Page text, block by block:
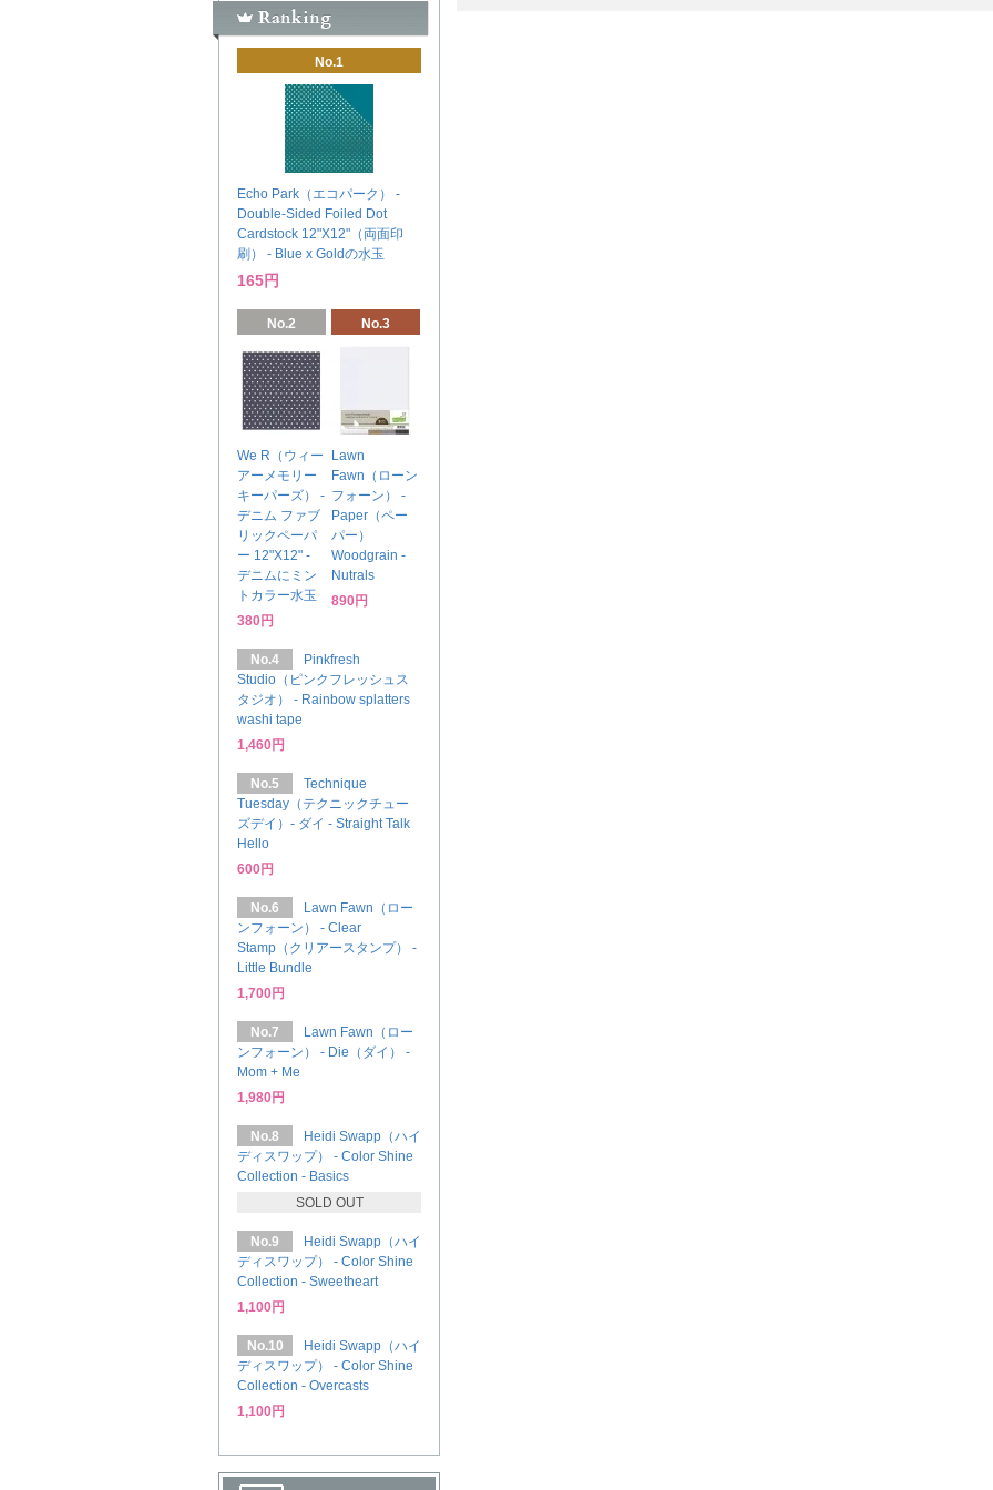
No.1
Echo Park（エコパーク） -
Double-Sided Foiled Dot
Cardstock 12"X12"（両面印
刷） - Blue x Goldの水玉
165円
No.2
We R（ウィー
アーメモリー
キーパーズ） -
デニム ファブ
リックペーパ
ー 12"X12" -
デニムにミン
トカラー水玉
380円
No.3
Lawn
Fawn（ローン
フォーン） -
Paper（ペー
パー）
Woodgrain -
Nutrals
890円
No.4
Pinkfresh
Studio（ピンクフレッシュス
タジオ） - Rainbow splatters
washi tape
1,460円
No.5
Technique
Tuesday（テクニックチュー
ズデイ）- ダイ - Straight Talk
Hello
600円
No.6
Lawn Fawn（ロー
ンフォーン） - Clear
Stamp（クリアースタンプ） -
Little Bundle
1,700円
No.7
Lawn Fawn（ロー
ンフォーン） - Die（ダイ） -
Mom + Me
1,980円
No.8
Heidi Swapp（ハイ
ディスワップ） - Color Shine
Collection - Basics
SOLD OUT
No.9
Heidi Swapp（ハイ
ディスワップ） - Color Shine
Collection - Sweetheart
1,100円
No.10
Heidi Swapp（ハイ
ディスワップ） - Color Shine
Collection - Overcasts
1,100円